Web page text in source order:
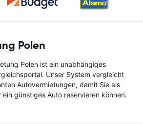
Polen
Polen ist ein unabhängiges
Unser System vergleicht
Autovermietungen, damit Sie als
ein günstiges Auto reservieren können.